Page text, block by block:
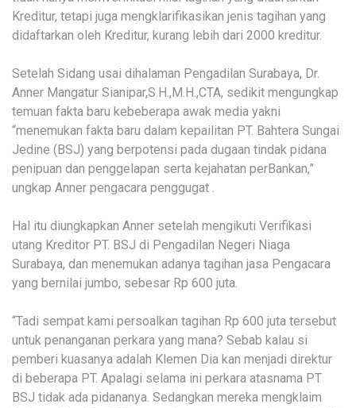
Kreditur, tetapi juga mengklarifikasikan jenis tagihan yang
didaftarkan oleh Kreditur, kurang lebih dari 2000 kreditur.
Setelah Sidang usai dihalaman Pengadilan Surabaya, Dr.
Anner Mangatur Sianipar,S.H.,M.H.,CTA, sedikit mengungkap
temuan fakta baru kebeberapa awak media yakni
“menemukan fakta baru dalam kepailitan PT. Bahtera Sungai
Jedine (BSJ) yang berpotensi pada dugaan tindak pidana
penipuan dan penggelapan serta kejahatan perBankan,”
ungkap Anner pengacara penggugat .
Hal itu diungkapkan Anner setelah mengikuti Verifikasi
utang Kreditor PT. BSJ di Pengadilan Negeri Niaga
Surabaya, dan menemukan adanya tagihan jasa Pengacara
yang bernilai jumbo, sebesar Rp 600 juta.
“Tadi sempat kami persoalkan tagihan Rp 600 juta tersebut
untuk penanganan perkara yang mana? Sebab kalau si
pemberi kuasanya adalah Klemen Dia kan menjadi direktur
di beberapa PT. Apalagi selama ini perkara atasnama PT
BSJ tidak ada pidananya. Sedangkan mereka mengklaim